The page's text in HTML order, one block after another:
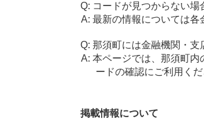
コードが見つからない場
最新の情報については各
那須町には金融機関・支
本ページでは、那須町内
ードの確認にご利用くだ
掲載情報について